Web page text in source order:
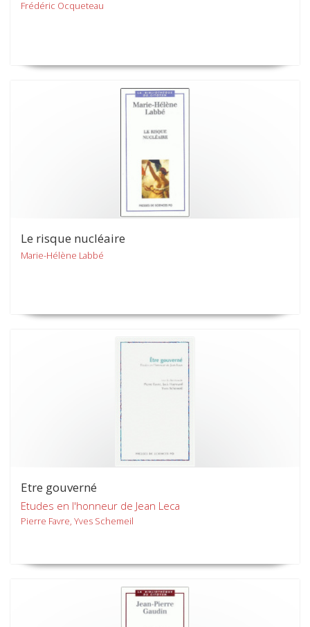
Frédéric Ocqueteau
Le risque nucléaire
Marie-Hélène Labbé
Etre gouverné
Etudes en l'honneur de Jean Leca
Pierre Favre, Yves Schemeil